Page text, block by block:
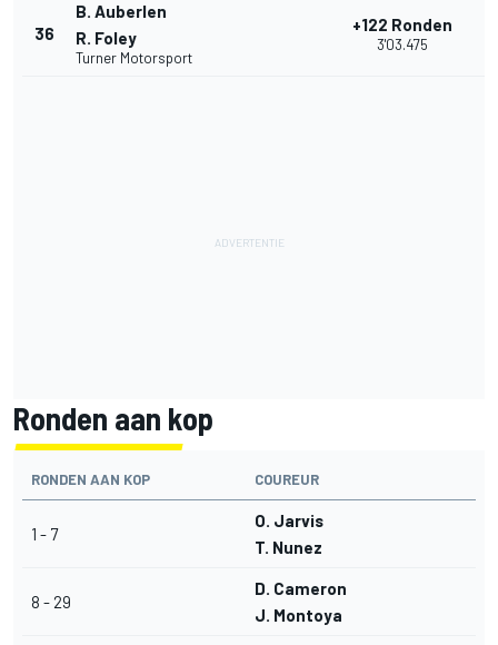
36
B. Auberlen
R. Foley
Turner Motorsport
+122 Ronden
3'03.475
Ronden aan kop
RONDEN AAN KOP COUREUR
1 - 7
O. Jarvis
T. Nunez
8 - 29
D. Cameron
J. Montoya